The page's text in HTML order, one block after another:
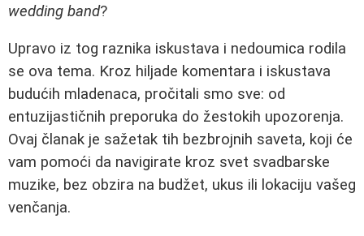
wedding band?
Upravo iz tog raznika iskustava i nedoumica rodila
se ova tema. Kroz hiljade komentara i iskustava
budućih mladenaca, pročitali smo sve: od
entuzijastičnih preporuka do žestokih upozorenja.
Ovaj članak je sažetak tih bezbrojnih saveta, koji će
vam pomoći da navigirate kroz svet svadbarske
muzike, bez obzira na budžet, ukus ili lokaciju vašeg
venčanja.